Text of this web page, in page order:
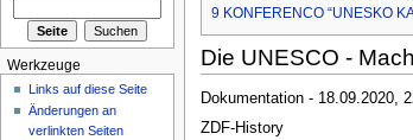
9 KONFERENCO “UNESKO
Die UNESCO -
Dokumentation - 18.09.2020,
ZDF-History
Werkzeuge
Links auf diese Seite
Änderungen an
verlinkten Seiten